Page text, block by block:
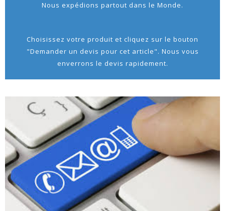
Nous expédions partout dans le Monde.
Choisissez votre produit et cliquez sur le bouton
"Demander un devis pour cet article". Nous vous
enverrons le devis rapidement.